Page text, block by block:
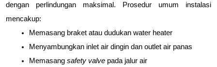
dengan perlindungan maksimal. Prosedur umum instalasi
mencakup:
Memasang braket atau dudukan water heater
Menyambungkan inlet air dingin dan outlet air panas
Memasang safety valve pada jalur air